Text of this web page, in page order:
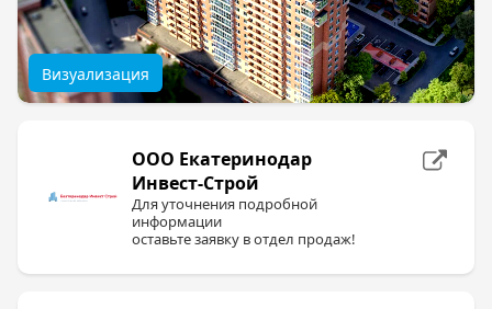
Визуализация
ООО Екатеринодар
Инвест-Строй
Для уточнения подробной
информации
оставьте заявку в отдел продаж!